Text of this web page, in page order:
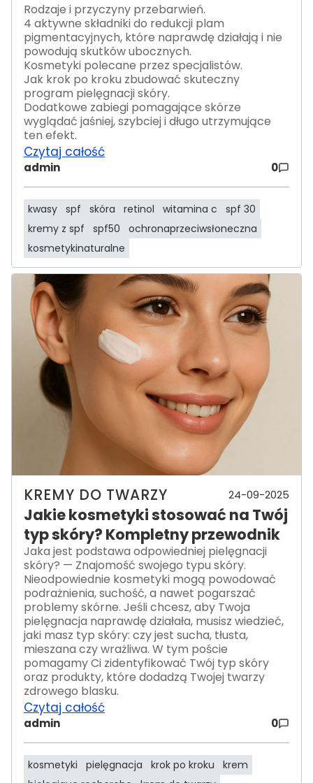
Rodzaje i przyczyny przebarwień.
4 aktywne składniki do redukcji plam
pigmentacyjnych, które naprawdę działają i nie
powodują skutków ubocznych.
Kosmetyki polecane przez specjalistów.
Jak krok po kroku zbudować skuteczny
program pielęgnacji skóry.
Dodatkowe zabiegi pomagające skórze
wyglądać jaśniej, szybciej i długo utrzymujące
ten efekt.
Czytaj całość
admin 0
kwasy spf skóra retinol witamina c
spf 30
kremy z spf
spf50
ochronaprzeciwsłoneczna
kosmetykinaturalne
KREMY DO TWARZY 24-09-2025
Jakie kosmetyki stosować na Twój
typ skóry? Kompletny przewodnik
Jaka jest podstawa odpowiedniej pielęgnacji
skóry? — Znajomość swojego typu skóry.
Nieodpowiednie kosmetyki mogą powodować
podrażnienia, suchość, a nawet pogarszać
problemy skórne. Jeśli chcesz, aby Twoja
pielęgnacja naprawdę działała, musisz wiedzieć,
jaki masz typ skóry: czy jest sucha, tłusta,
mieszana czy wrażliwa. W tym poście
pomagamy Ci zidentyfikować Twój typ skóry
oraz produkty, które dodadzą Twojej twarzy
zdrowego blasku.
Czytaj całość
admin 0
kosmetyki pielęgnacja krok po kroku
krem